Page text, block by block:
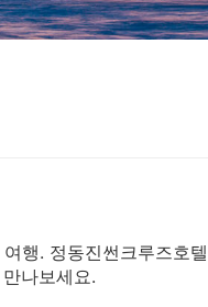
행. 정동진썬크루즈호
나보세요.